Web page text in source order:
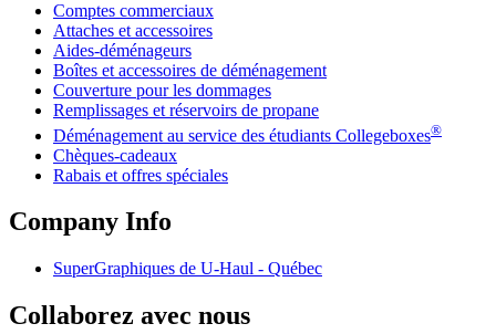
Comptes commerciaux
Attaches et accessoires
Aides-déménageurs
Boîtes et accessoires de déménagement
Couverture pour les dommages
Remplissages et réservoirs de propane
Déménagement au service des étudiants Collegeboxes®
Chèques-cadeaux
Rabais et offres spéciales
Company Info
SuperGraphiques de U-Haul - Québec
Collaborez avec nous